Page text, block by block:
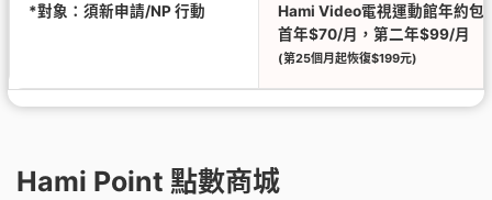
*對象：須新申請/NP 行動
Hami Video電視運動館年約包
首年$70/月，第二年$99/月
(第25個月起恢復$199元)
Hami Point 點數商城